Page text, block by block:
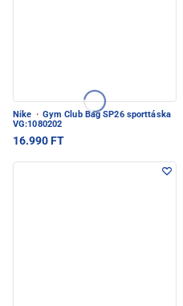
Nike · Gym Club Bag SP26 sporttáska
VG:1080202
16.990 FT